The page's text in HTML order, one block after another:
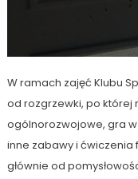
W ramach zajęć Klubu
od rozgrzewki, po której
ogólnorozwojowe, gra w
inne zabawy i ćwiczenia
głównie od